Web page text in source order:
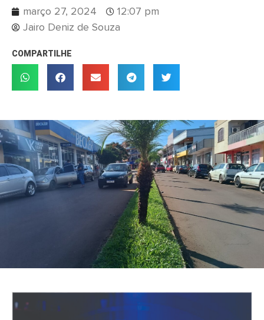
março 27, 2024
12:07 pm
Jairo Deniz de Souza
COMPARTILHE